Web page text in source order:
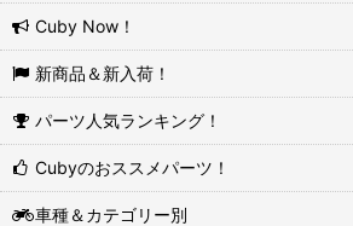
Cuby Now！
新商品＆新入荷！
パーツ人気ランキング！
Cubyのおススメパーツ！
車種＆カテゴリー別